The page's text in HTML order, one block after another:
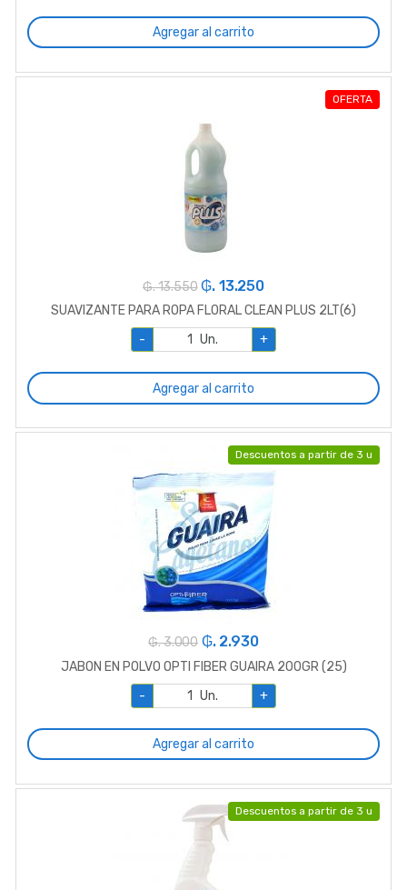
Agregar al carrito
OFERTA
₲. 13.550 ₲. 13.250
SUAVIZANTE PARA ROPA FLORAL CLEAN PLUS 2LT(6)
-
Un. +
Agregar al carrito
Descuentos a partir de 3 u
₲. 3.000 ₲. 2.930
JABON EN POLVO OPTI FIBER GUAIRA 200GR (25)
-
Un. +
Agregar al carrito
Descuentos a partir de 3 u